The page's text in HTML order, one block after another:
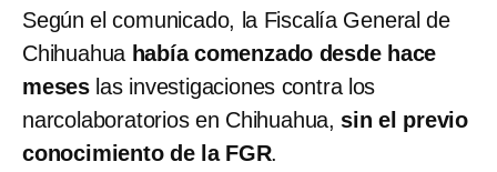
Según el comunicado, la Fiscalía General de
Chihuahua había comenzado desde hace
meses las investigaciones contra los
narcolaboratorios en Chihuahua, sin el previo
conocimiento de la FGR.